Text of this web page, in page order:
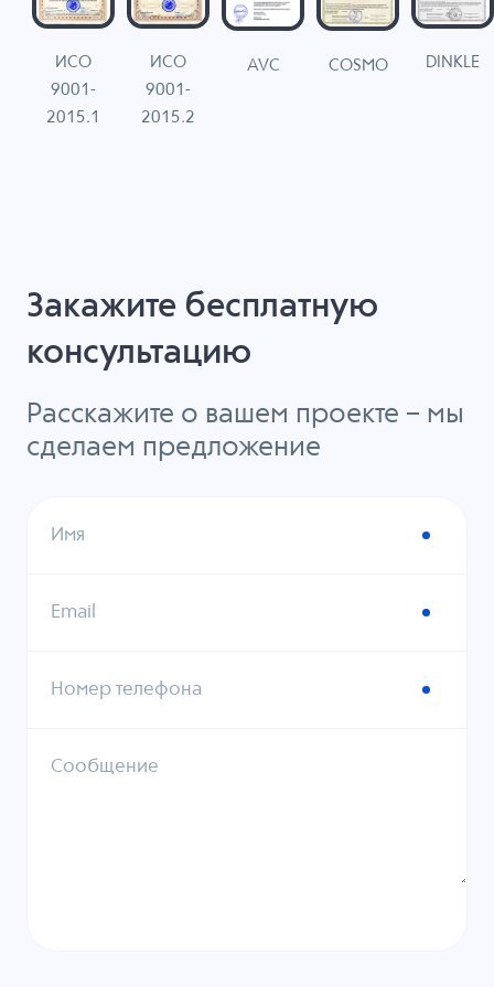
ИСО
9001-
2015.1
ИСО
9001-
2015.2
AVC COSMO DINKLE
Закажите бесплатную
консультацию
Расскажите о вашем проекте – мы
сделаем предложение
Имя
Email
Номер телефона
Сообщение